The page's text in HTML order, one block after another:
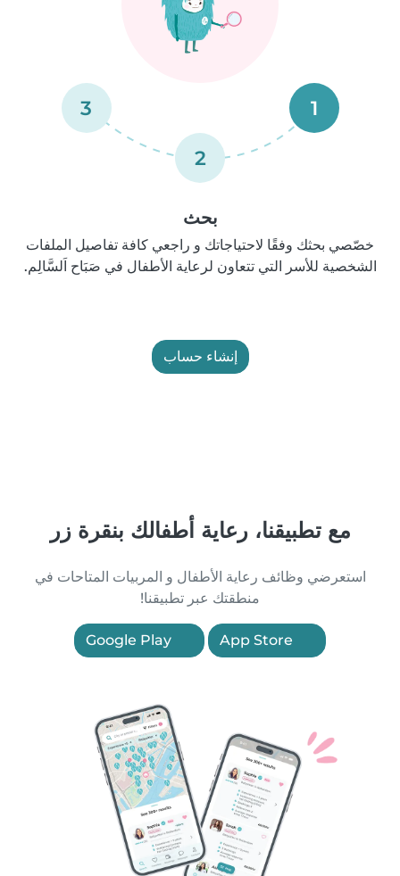
2
3
بحث
خصّصي بحثك وفقًا لاحتياجاتك و راجعي كافة تفاصيل الملفات
الشخصية للأسر التي تتعاون لرعاية الأطفال في صَبَاح اَلسَّالِم.
إنشاء حساب
مع تطبيقنا، رعاية أطفالك بنقرة زر
استعرضي وظائف رعاية الأطفال و المربيات المتاحات في
منطقتك عبر تطبيقنا!